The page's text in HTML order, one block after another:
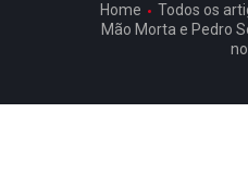
Home Todos os
Mão Morta e Pedro
RUBRICAS